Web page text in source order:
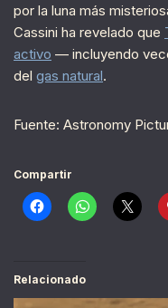
por la luna más
Cassini ha revelado que
activo — incluyendo
del gas natural.
Fuente: Astronomy
Compartir
Relacionado